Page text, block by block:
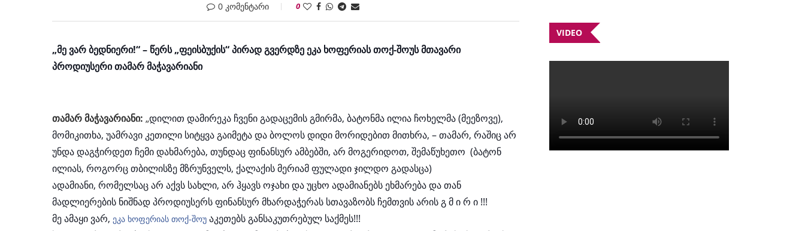
0 კომენტარი 0
„მე ვარ ბედნიერი!“ – წერს „ფეისბუქის“ პირად გვერდზე ეკა ხოფერიას თოქ-შოუს მთავარი
პროდიუსერი თამარ მაჭავარიანი
თამარ მაჭავარიანი: „დილით დამირეკა ჩვენი გადაცემის გმირმა, ბატონმა ილია ჩოხელმა (მეეზოვე),
მომიკითხა, უამრავი კეთილი სიტყვა გაიმეტა და ბოლოს დიდი მორიდებით მითხრა, – თამარ, რაშიც არ
უნდა დაგჭირდეთ ჩემი დახმარება, თუნდაც ფინანსურ ამბებში, არ მოგერიდოთ, შემაწუხეთო (ბატონ
ილიას, როგორც თბილისზე მზრუნველს, ქალაქის მერიამ ფულადი ჯილდო გადასცა)
ადამიანი, რომელსაც არ აქვს სახლი, არ ჰყავს ოჯახი და უცხო ადამიანებს ეხმარება და თან
მადლიერების ნიშნად პროდიუსერს ფინანსურ მხარდაჭერას სთავაზობს ჩემთვის არის გ მ ი რ ი !!!
მე ამაყი ვარ, ეკა ხოფერიას თოქ-შოუ აკეთებს განსაკუთრებულ საქმეს!!!
VIDEO